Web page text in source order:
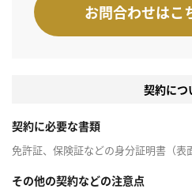
お問合わせはこ
契約につ
契約に必要な書類
免許証、保険証などの身分証明書（表
その他の契約などの注意点